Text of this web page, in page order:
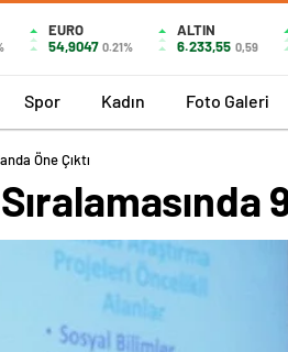
EURO
54,9047 0.21%
ALTIN
6.233,55 0,59
Spor Kadın Foto Galeri
Öne Çıktı